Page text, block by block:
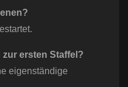
ersten Staffel?
eigenständige